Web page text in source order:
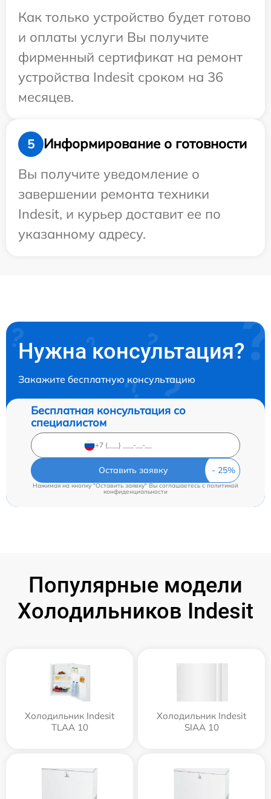
Как только устройство будет готово
и оплаты услуги Вы получите
фирменный сертификат на ремонт
устройства Indesit сроком на 36
месяцев.
5
Информирование о готовности
Вы получите уведомление о
завершении ремонта техники
Indesit, и курьер доставит ее по
указанному адресу.
Нужна консультация?
Закажите бесплатную консультацию
Бесплатная консультация со
специалистом
Оставить заявку
Нажимая на кнопку "Оставить заявку" Вы соглашаетесь cполитикой
конфиденциальности
Популярные модели
Холодильников Indesit
Холодильник Indesit
TLAA 10
Холодильник Indesit
SIAA 10